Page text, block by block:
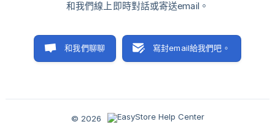
和我們線上即時對話或寄送email。
和我們聊聊 寫封email給我們吧。
© 2026